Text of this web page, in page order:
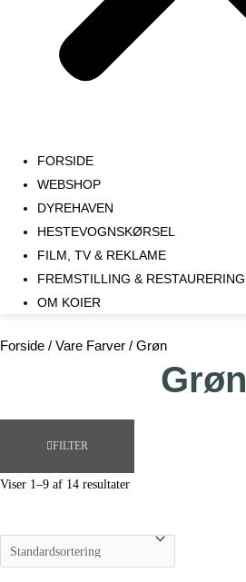
FORSIDE
WEBSHOP
DYREHAVEN
HESTEVOGNSKØRSEL
FILM, TV & REKLAME
FREMSTILLING & RESTAURERING​
OM KOIER
Forside / Vare Farver / Grøn
Grøn
FILTER
Viser 1–9 af 14 resultater